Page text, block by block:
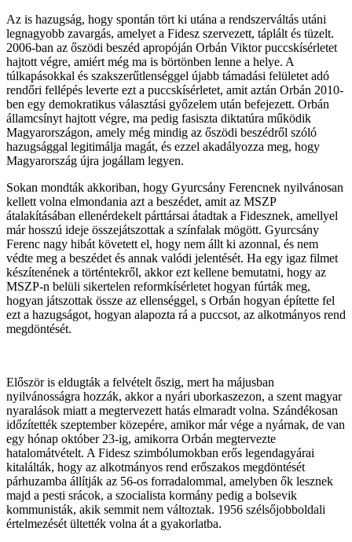
Az is hazugság, hogy spontán tört ki utána a rendszerváltás utáni
legnagyobb zavargás, amelyet a Fidesz szervezett, táplált és tüzelt.
2006-ban az őszödi beszéd apropóján Orbán Viktor puccskísérletet
hajtott végre, amiért még ma is börtönben lenne a helye. A
túlkapásokkal és szakszerűtlenséggel újabb támadási felületet adó
rendőri fellépés leverte ezt a puccskísérletet, amit aztán Orbán 2010-
ben egy demokratikus választási győzelem után befejezett. Orbán
államcsínyt hajtott végre, ma pedig fasiszta diktatúra működik
Magyarországon, amely még mindig az őszödi beszédről szóló
hazugsággal legitimálja magát, és ezzel akadályozza meg, hogy
Magyarország újra jogállam legyen.
Sokan mondták akkoriban, hogy Gyurcsány Ferencnek nyilvánosan
kellett volna elmondania azt a beszédet, amit az MSZP
átalakításában ellenérdekelt párttársai átadtak a Fidesznek, amellyel
már hosszú ideje összejátszottak a színfalak mögött. Gyurcsány
Ferenc nagy hibát követett el, hogy nem állt ki azonnal, és nem
védte meg a beszédet és annak valódi jelentését. Ha egy igaz filmet
készítenének a történtekről, akkor ezt kellene bemutatni, hogy az
MSZP-n belüli sikertelen reformkísérletet hogyan fúrták meg,
hogyan játszottak össze az ellenséggel, s Orbán hogyan építette fel
ezt a hazugságot, hogyan alapozta rá a puccsot, az alkotmányos rend
megdöntését.
Először is eldugták a felvételt őszig, mert ha májusban
nyilvánosságra hozzák, akkor a nyári uborkaszezon, a szent magyar
nyaralások miatt a megtervezett hatás elmaradt volna. Szándékosan
időzítették szeptember közepére, amikor már vége a nyárnak, de van
egy hónap október 23-ig, amikorra Orbán megtervezte
hatalomátvételt. A Fidesz szimbólumokban erős legendagyárai
kitalálták, hogy az alkotmányos rend erőszakos megdöntését
párhuzamba állítják az 56-os forradalommal, amelyben ők lesznek
majd a pesti srácok, a szocialista kormány pedig a bolsevik
kommunisták, akik semmit nem változtak. 1956 szélsőjobboldali
értelmezését ültették volna át a gyakorlatba.